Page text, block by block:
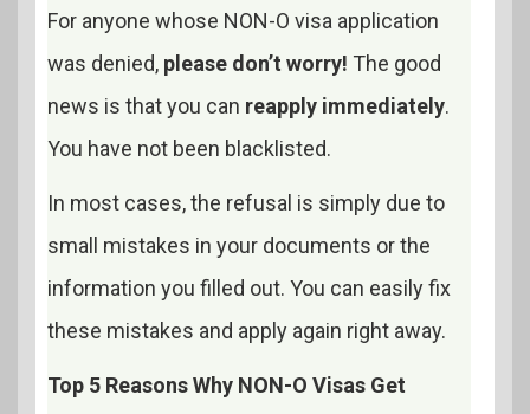
For anyone whose NON-O visa application
was denied, please don’t worry! The good
news is that you can reapply immediately.
You have not been blacklisted.
In most cases, the refusal is simply due to
small mistakes in your documents or the
information you filled out. You can easily fix
these mistakes and apply again right away.
Top 5 Reasons Why NON-O Visas Get